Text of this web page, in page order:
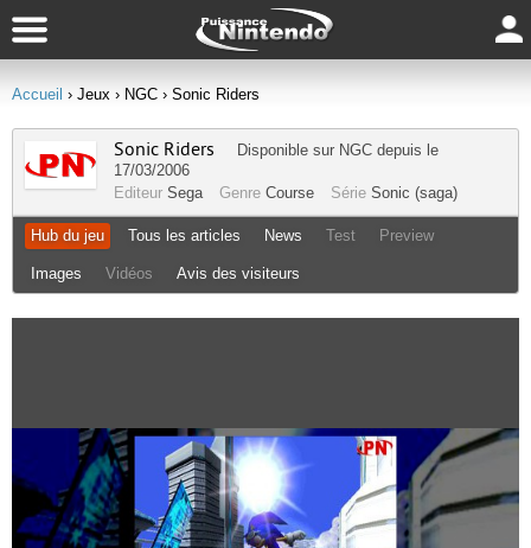
Accueil › Jeux › NGC › Sonic Riders
Sonic Riders Disponible sur NGC depuis le
17/03/2006
Editeur Sega Genre Course Série Sonic (saga)
Hub du jeu Tous les articles News Test Preview
Images Vidéos Avis des visiteurs